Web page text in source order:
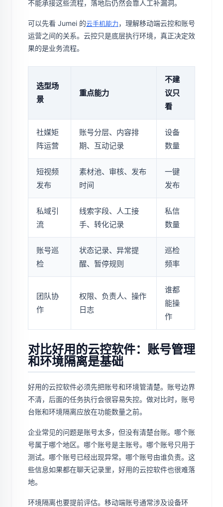
不能承接这些流程，落地后仍然会靠人工补漏洞。
可以先看 Jumei 的云手机能力，理解移动端云控和账号
运营之间的关系。云控只是底层执行环境，真正决定效
果的是业务流程。
选型场
景
重点能力
不建
议只
看
社媒矩
阵运营
账号分层、内容排
期、互动记录
设备
数量
短视频
发布
素材池、审核、发布
时间
一键
发布
私域引
流
线索字段、人工接
手、转化记录
私信
数量
账号巡
检
状态记录、异常提
醒、暂停规则
巡检
频率
团队协
作
权限、负责人、操作
日志
谁都
能操
作
对比好用的云控软件：账号管理
和环境隔离是基础
好用的云控软件必须先把账号和环境管清楚。账号边界
不清，后面的任务执行会很容易失控。做对比时，账号
台账和环境隔离应放在功能数量之前。
企业常见的问题是账号太多，但没有清楚台账。哪个账
号属于哪个地区。哪个账号是主账号。哪个账号只用于
测试。哪个账号已经出现异常。哪个账号由谁负责。这
些信息如果都在聊天记录里，好用的云控软件也很难落
地。
环境隔离也要提前评估。移动端账号通常涉及设备环